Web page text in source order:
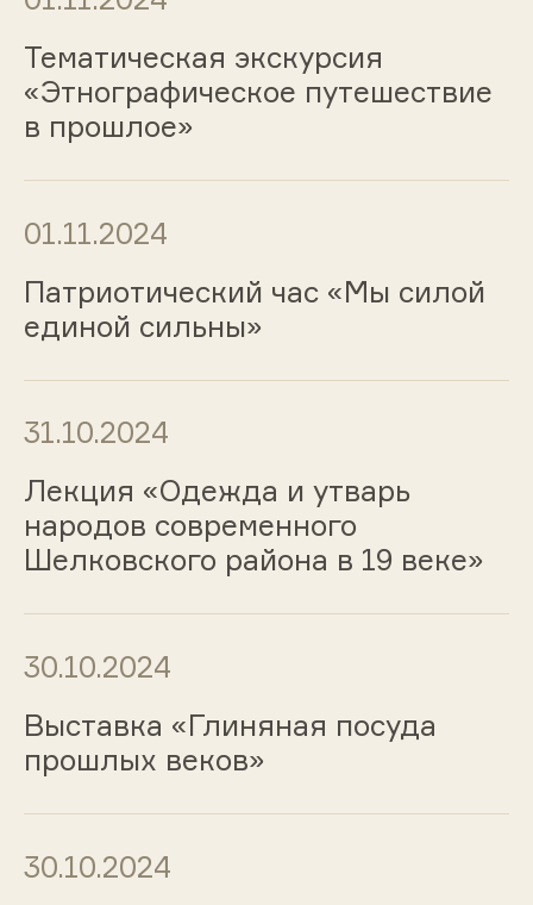
Тематическая экскурсия
«Этнографическое путешествие
в прошлое»
01.11.2024
Патриотический час «Мы силой
единой сильны»
31.10.2024
Лекция «Одежда и утварь
народов современного
Шелковского района в 19 веке»
30.10.2024
Выставка «Глиняная посуда
прошлых веков»
30.10.2024